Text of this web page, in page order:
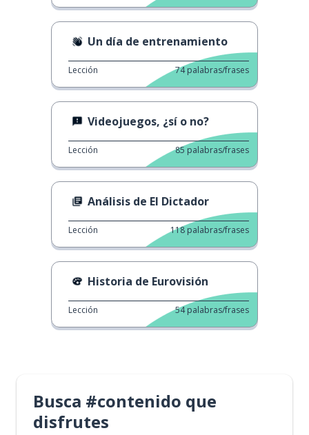
Un día de entrenamiento
Lección 74 palabras/frases
Videojuegos, ¿sí o no?
Lección 85 palabras/frases
Análisis de El Dictador
Lección 118 palabras/frases
Historia de Eurovisión
Lección 54 palabras/frases
Busca #contenido que
disfrutes